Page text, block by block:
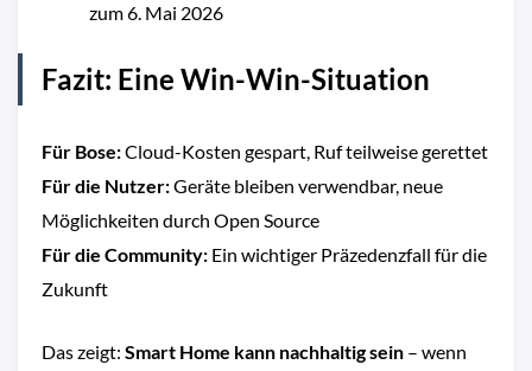
zum 6. Mai 2026
Fazit: Eine Win-Win-Situation
Für Bose:Cloud-Kosten gespart, Ruf teilweise gerettet
Für die Nutzer:Geräte bleiben verwendbar, neue
Möglichkeiten durch Open Source
Für die Community: Ein wichtiger Präzedenzfall für die
Zukunft
Das zeigt: Smart Home kann nachhaltig sein – wenn